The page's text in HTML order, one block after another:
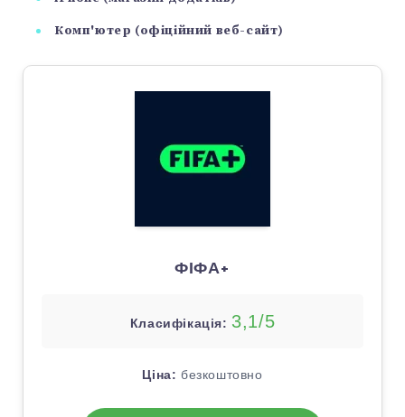
Комп'ютер (офіційний веб-сайт)
ФІФА+
Класифікація: 3,1/5
Ціна: безкоштовно